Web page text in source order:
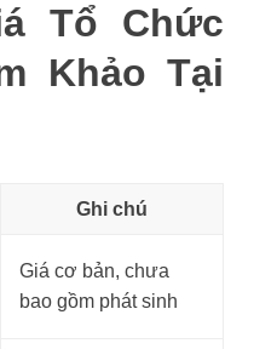
Tổ Chức
Khảo Tại
Ghi chú
Giá cơ bản, chưa
bao gồm phát sinh